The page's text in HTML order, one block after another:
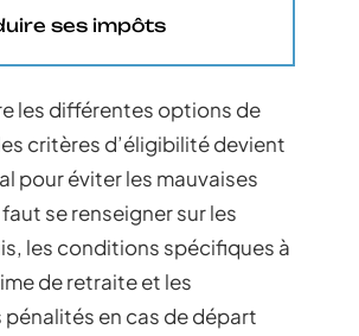
ses impôts
les différentes options de
critères d’éligibilité devient
pour éviter les mauvaises
se renseigner sur les
les conditions spécifiques à
de retraite et les
en cas de départ